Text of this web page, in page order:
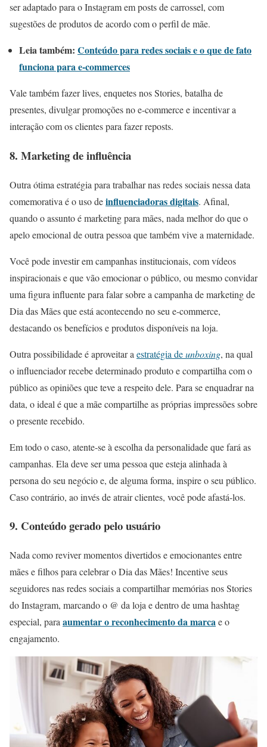
ser adaptado para o Instagram em posts de carrossel, com
sugestões de produtos de acordo com o perfil de mãe.
Leia também: Conteúdo para redes sociais e o que de fato
funciona para e-commerces
Vale também fazer lives, enquetes nos Stories, batalha de
presentes, divulgar promoções no e-commerce e incentivar a
interação com os clientes para fazer reposts.
8. Marketing de influência
Outra ótima estratégia para trabalhar nas redes sociais nessa data
comemorativa é o uso deinfluenciadoras digitais. Afinal,
quando o assunto é marketing para mães, nada melhor do que o
apelo emocional de outra pessoa que também vive a maternidade.
Você pode investir em campanhas institucionais, com vídeos
inspiracionais e que vão emocionar o público, ou mesmo convidar
uma figura influente para falar sobre a campanha de marketing de
Dia das Mães que está acontecendo no seu e-commerce,
destacando os benefícios e produtos disponíveis na loja.
Outra possibilidade é aproveitar a estratégia deunboxing, na qual
o influenciador recebe determinado produto e compartilha com o
público as opiniões que teve a respeito dele. Para se enquadrar na
data, o ideal é que a mãe compartilhe as próprias impressões sobre
o presente recebido.
Em todo o caso, atente-se à escolha da personalidade que fará as
campanhas. Ela deve ser uma pessoa que esteja alinhada à
persona do seu negócio e, de alguma forma, inspire o seu público.
Caso contrário, ao invés de atrair clientes, você pode afastá-los.
9. Conteúdo gerado pelo usuário
Nada como reviver momentos divertidos e emocionantes entre
mães e filhos para celebrar o Dia das Mães! Incentive seus
seguidores nas redes sociais a compartilhar memórias nos Stories
do Instagram, marcando o @ da loja e dentro de uma hashtag
especial, para aumentar o reconhecimento da marcae o
engajamento.